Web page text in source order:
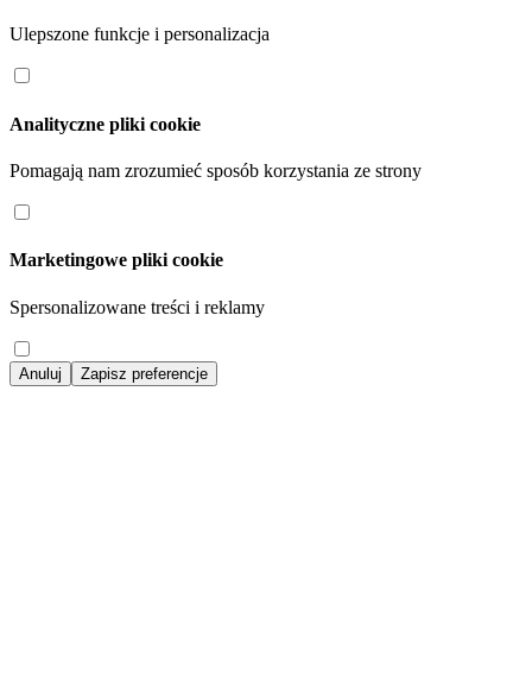
Ulepszone funkcje i personalizacja
Analityczne pliki cookie
Pomagają nam zrozumieć sposób korzystania ze strony
Marketingowe pliki cookie
Spersonalizowane treści i reklamy
Anuluj Zapisz preferencje